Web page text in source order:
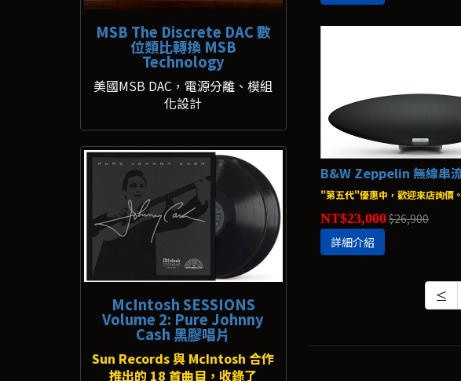
MSB The Discrete DAC 數
位類比轉換 MSB
Technology
美國MSB DAC，電源分離、模組
化設計
McIntosh SESSIONS
Volume 2: Pure Johnny
Cash 黑膠唱片
Sun Records 與 McIntosh 合作
推出的 18 首曲目，收錄了
"第五代"優惠中，歡迎來店詢價。
NT$23,000$26,900
詳細介紹
≤